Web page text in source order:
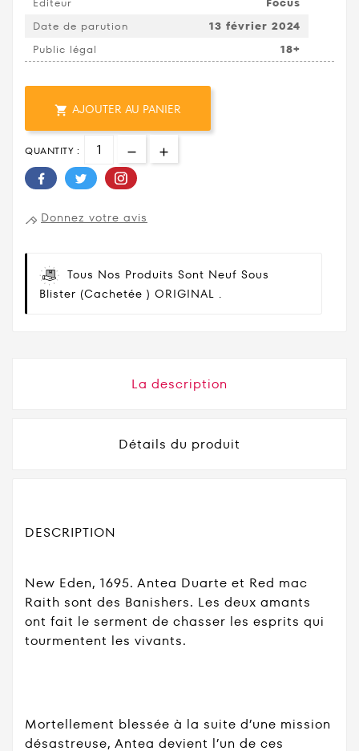
Date de parution
13 février 2024
Public légal
18+
 AJOUTER AU PANIER
QUANTITY :
Donnez votre avis
Tous Nos Produits Sont Neuf Sous
Blister (cachetée ) ORIGINAL .
La description
Détails du produit
DESCRIPTION
New Eden, 1695. Antea Duarte et Red mac
Raith sont des Banishers. Les deux amants
ont fait le serment de chasser les esprits qui
tourmentent les vivants.
Mortellement blessée à la suite d’une mission
désastreuse, Antea devient l’un de ces